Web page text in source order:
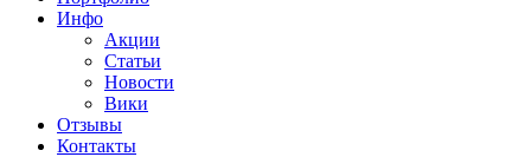
Инфо
Акции
Статьи
Новости
Вики
Отзывы
Контакты